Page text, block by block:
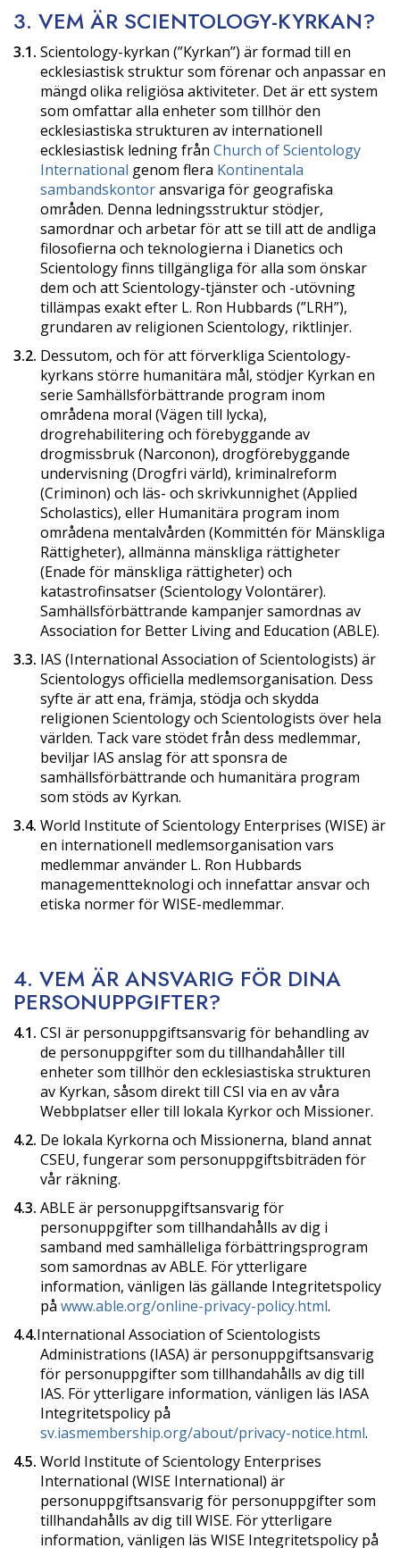
3. VEM ÄR SCIENTOLOGY-KYRKAN?
3.1. Scientology-kyrkan (”Kyrkan”) är formad till en
ecklesiastisk struktur som förenar och anpassar en
mängd olika religiösa aktiviteter. Det är ett system
som omfattar alla enheter som tillhör den
ecklesiastiska strukturen av internationell
ecklesiastisk ledning från Church of Scientology
International genom flera Kontinentala
sambandskontoransvariga för geografiska
områden. Denna ledningsstruktur stödjer,
samordnar och arbetar för att se till att de andliga
filosofierna och teknologierna i Dianetics och
Scientology finns tillgängliga för alla som önskar
dem och att Scientology-tjänster och -utövning
tillämpas exakt efter L. Ron Hubbards (”LRH”),
grundaren av religionen Scientology, riktlinjer.
3.2. Dessutom, och för att förverkliga Scientology-
kyrkans större humanitära mål, stödjer Kyrkan en
serie Samhällsförbättrande program inom
områdena moral (Vägen till lycka),
drogrehabilitering och förebyggande av
drogmissbruk (Narconon), drogförebyggande
undervisning (Drogfri värld), kriminalreform
(Criminon) och läs- och skrivkunnighet (Applied
Scholastics), eller Humanitära program inom
områdena mentalvården (Kommittén för Mänskliga
Rättigheter), allmänna mänskliga rättigheter
(Enade för mänskliga rättigheter) och
katastrofinsatser (Scientology Volontärer).
Samhällsförbättrande kampanjer samordnas av
Association for Better Living and Education (ABLE).
3.3. IAS (International Association of Scientologists) är
Scientologys officiella medlemsorganisation. Dess
syfte är att ena, främja, stödja och skydda
religionen Scientology och Scientologists över hela
världen. Tack vare stödet från dess medlemmar,
beviljar IAS anslag för att sponsra de
samhällsförbättrande och humanitära program
som stöds av Kyrkan.
3.4. World Institute of Scientology Enterprises (WISE) är
en internationell medlemsorganisation vars
medlemmar använder L. Ron Hubbards
managementteknologi och innefattar ansvar och
etiska normer för WISE-medlemmar.
4. VEM ÄR ANSVARIG FÖR DINA
PERSONUPPGIFTER?
4.1. CSI är personuppgiftsansvarig för behandling av
de personuppgifter som du tillhandahåller till
enheter som tillhör den ecklesiastiska strukturen
av Kyrkan, såsom direkt till CSI via en av våra
Webbplatser eller till lokala Kyrkor och Missioner.
4.2. De lokala Kyrkorna och Missionerna, bland annat
CSEU, fungerar som personuppgiftsbiträden för
vår räkning.
4.3. ABLE är personuppgiftsansvarig för
personuppgifter som tillhandahålls av dig i
samband med samhälleliga förbättringsprogram
som samordnas av ABLE. För ytterligare
information, vänligen läs gällande Integritetspolicy
på www.able.org/online-privacy-policy.html.
4.4.International Association of Scientologists
Administrations (IASA) är personuppgiftsansvarig
för personuppgifter som tillhandahålls av dig till
IAS. För ytterligare information, vänligen läs IASA
Integritetspolicy på
sv.iasmembership.org/about/privacy-notice.html.
4.5. World Institute of Scientology Enterprises
International (WISE International) är
personuppgiftsansvarig för personuppgifter som
tillhandahålls av dig till WISE. För ytterligare
information, vänligen läs WISE Integritetspolicy på